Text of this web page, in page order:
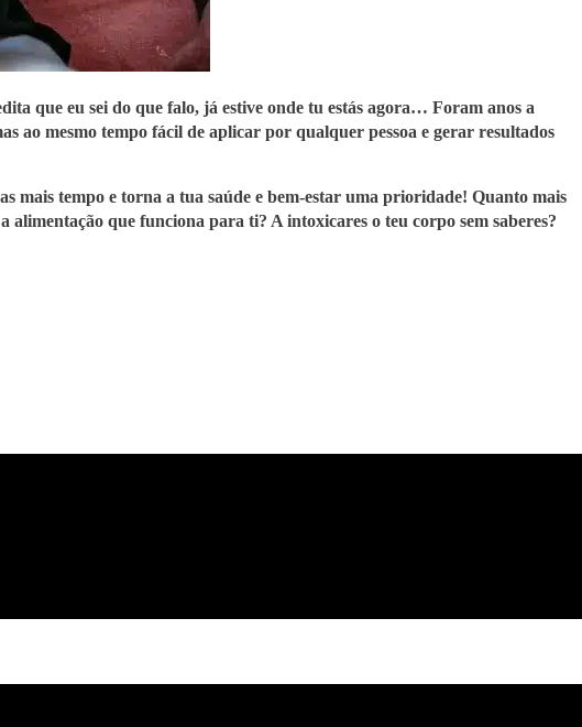
que eu sei do que falo, já estive onde tu estás agora… Foram anos a
ao mesmo tempo fácil de aplicar por qualquer pessoa e gerar resultados
mais tempo e torna a tua saúde e bem-estar uma prioridade! Quanto mais
que funciona para ti? A intoxicares o teu corpo sem saberes?